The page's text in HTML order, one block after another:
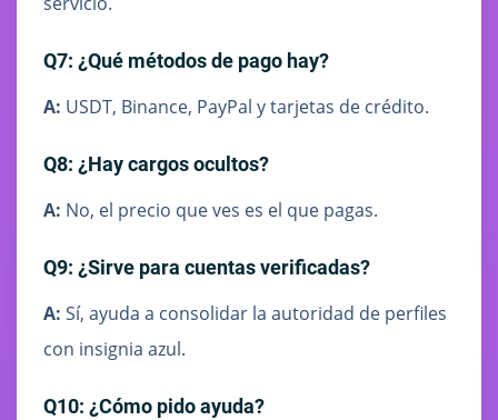
Q7: ¿Qué métodos de pago hay?
A: USDT, Binance, PayPal y tarjetas de crédito.
Q8: ¿Hay cargos ocultos?
A: No, el precio que ves es el que pagas.
Q9: ¿Sirve para cuentas verificadas?
A: Sí, ayuda a consolidar la autoridad de perfiles
con insignia azul.
Q10: ¿Cómo pido ayuda?